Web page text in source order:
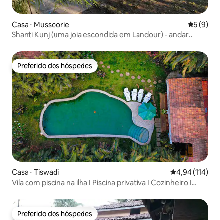
Casa ⋅ Mussoorie 5 de
5 (9)
Shanti Kunj (uma joia escondida em Landour) - andar
Preferido dos hóspedes
Preferido dos hóspedes
Casa ⋅ Tiswadi 4,94 de uma
4,94 (114)
Vila com piscina na ilha I Piscina privativa I Cozinheiro I
Preferido dos hóspedes
Preferido dos hóspedes